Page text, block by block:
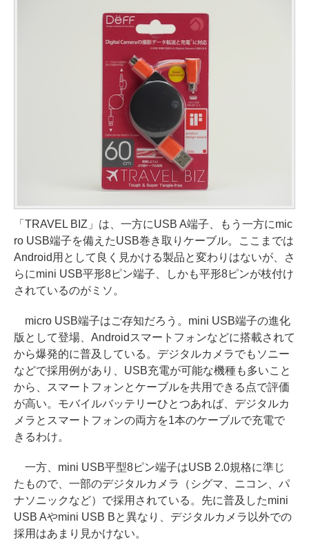
「TRAVEL BIZ」は、一方にUSB A端子、もう一方にmic
ro USB端子を備えたUSB巻き取りケーブル。ここまでは
Android用として良く見かける製品と変わりはないが、さ
らにmini USB平形8ピン端子、しかも平形8ピンが枝付け
されているのがミソ。
micro USB端子はご存知だろう。mini USB端子の進化
版として登場、Androidスマートフォンなどに搭載されて
から爆発的に普及している。デジタルカメラでもソニー
などで採用例があり、USB充電が可能な機種も多いこと
から、スマートフォンとケーブルを共用できる点で評価
が高い。モバイルバッテリーひとつあれば、デジタルカ
メラとスマートフォンの両方を1本のケーブルで充電で
きるわけ。
一方、mini USB平型8ピン端子はUSB 2.0規格に準じ
たもので、一部のデジタルカメラ（シグマ、ニコン、パ
ナソニックなど）で採用されている。先に普及したmini
USB Aやmini USB Bと異なり、デジタルカメラ以外での
採用はあまり見かけない。